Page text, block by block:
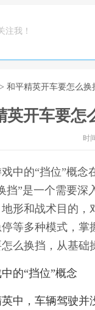
注我！
> 和平精英开车要怎么
英开车要怎
时
中的“挡位”概
挡”是一个需要
形和战术目的
等多种模式，掌
么换挡，从基础
的“挡位”概念
中，车辆驾驶并